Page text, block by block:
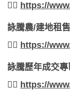
👉🏻 https://
詠騰農/建地租
👉🏻 https://
詠騰歷年成交專
👉🏻 https://